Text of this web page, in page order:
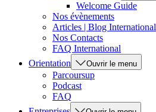
Welcome Guide
Nos évènements
Articles | Blog International
Nos Contacts
FAQ International
Orientation
Ouvrir le menu
Parcoursup
Podcast
FAQ